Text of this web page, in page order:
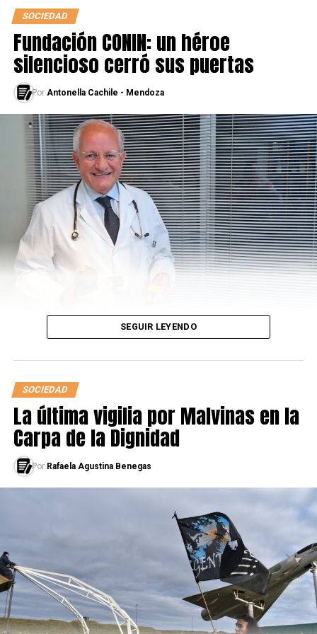
En épocas de redes sociales, todos estos niños, niñas y
adolescentes adoptaron un hashtag como estandarte,
#FridayForFuture
o “Viernes por el futuro” en español.
Un grito de guerra originado por Greta Thunberg, una
adolescente sueca de 16 años, que en agosto de 2018
comenzó a dar discursos y hacer paros, primero en su
SOCIEDAD
Fundación CONIN: un héroe
silencioso cerró sus puertas
Por Antonella Cachile - Mendoza
SEGUIR LEYENDO
SOCIEDAD
La última vigilia por Malvinas en la
Carpa de la Dignidad
Por Rafaela Agustina Benegas